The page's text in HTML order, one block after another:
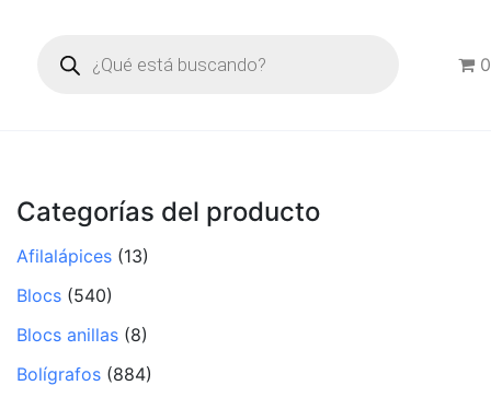
productos
0
Categorías del producto
Afilalápices (13)
Blocs (540)
Blocs anillas (8)
Bolígrafos (884)